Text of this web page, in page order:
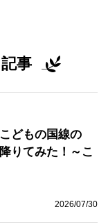
事
どもの国線の
りてみた！～こ
2026/07/30